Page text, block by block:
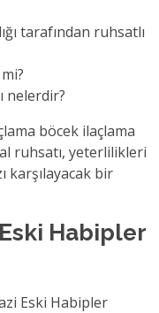
tarafından ruhsatlı
nelerdir?
böcek ilaçlama
ruhsatı, yeterlilikleri
karşılayacak bir
Habipler
Eski Habipler